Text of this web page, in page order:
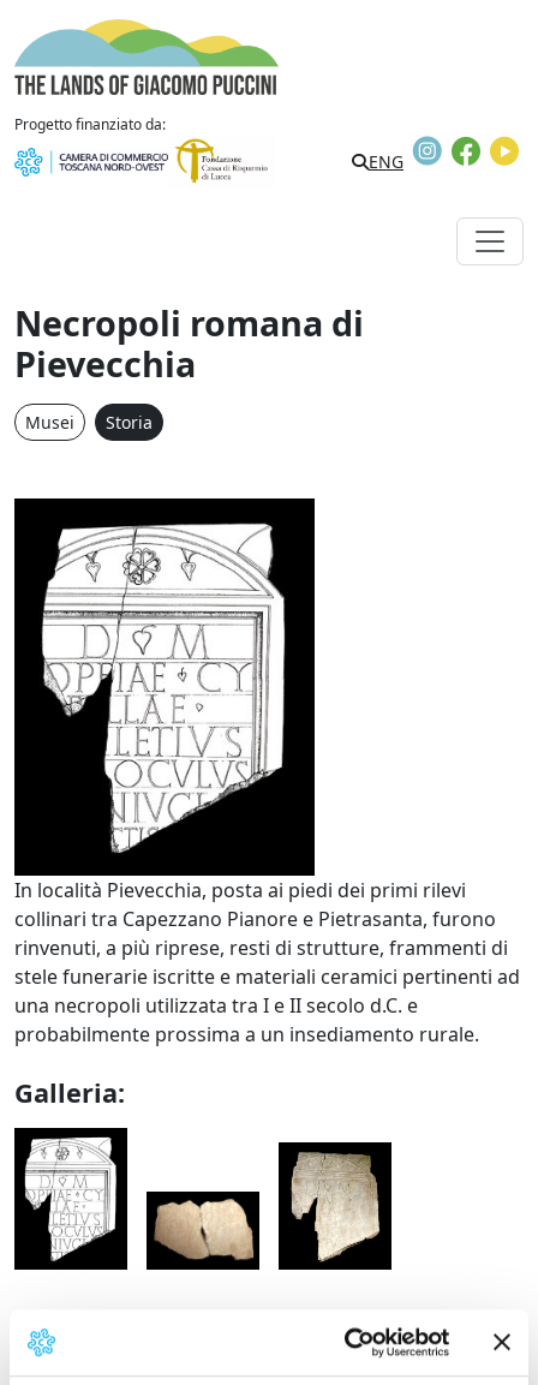
Vai al contenuto
Progetto finanziato da:
Search
ENG
Instagram
Necropoli romana di
Pievecchia
Musei Storia
In località Pievecchia, posta ai piedi dei primi rilevi
collinari tra Capezzano Pianore e Pietrasanta, furono
rinvenuti, a più riprese, resti di strutture, frammenti di
stele funerarie iscritte e materiali ceramici pertinenti ad
una necropoli utilizzata tra I e II secolo d.C. e
probabilmente prossima a un insediamento rurale.
Galleria:
Pietrasanta, stele funeraria di Oppia Cyrilla,
Pietrasanta, stele funeraria
Dettagli: